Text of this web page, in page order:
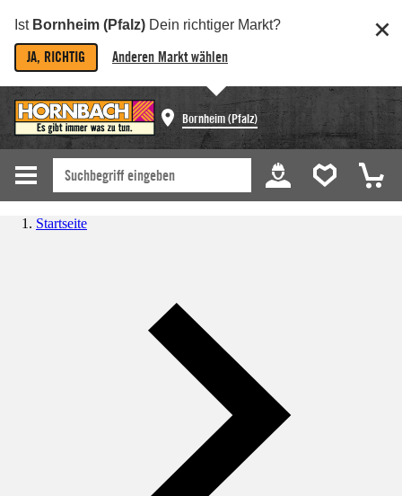
Ist Bornheim (Pfalz) Dein richtiger Markt?
JA, RICHTIG Anderen Markt wählen
Bornheim (Pfalz)
Startseite